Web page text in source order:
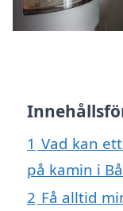
1 Vad kan
på kamin i
2 Få alltid